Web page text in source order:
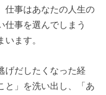
仕事はあなたの人生の
仕事を選んでしまう
ます。
げだしたくなった経
と」を洗い出し、「あ